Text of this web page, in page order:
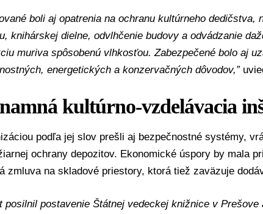
boli aj opatrenia na ochranu kultúrneho dedičstva,
knihárskej dielne, odvlhčenie budovy a odvádzanie
muriva spôsobenú vlhkosťou. Zabezpečené bolo aj
energetických a konzervačných dôvodov,”
kultúrno-vzdelávacia
podľa jej slov prešli aj bezpečnostné systémy,
ochrany depozitov. Ekonomické úspory by mala
zmluva na skladové priestory, ktorá tiež zaväzuje
posilnil postavenie Štátnej vedeckej knižnice v